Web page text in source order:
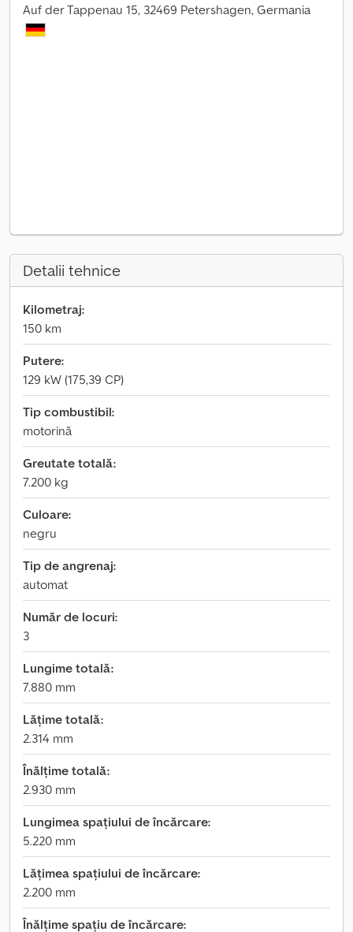
Auf der Tappenau 15, 32469 Petershagen, Germania
Detalii tehnice
Kilometraj:
150 km
Putere:
129 kW (175,39 CP)
Tip combustibil:
motorină
Greutate totală:
7.200 kg
Culoare:
negru
Tip de angrenaj:
automat
Număr de locuri:
3
Lungime totală:
7.880 mm
Lățime totală:
2.314 mm
Înălțime totală:
2.930 mm
Lungimea spațiului de încărcare:
5.220 mm
Lățimea spațiului de încărcare:
2.200 mm
Înălțime spațiu de încărcare: